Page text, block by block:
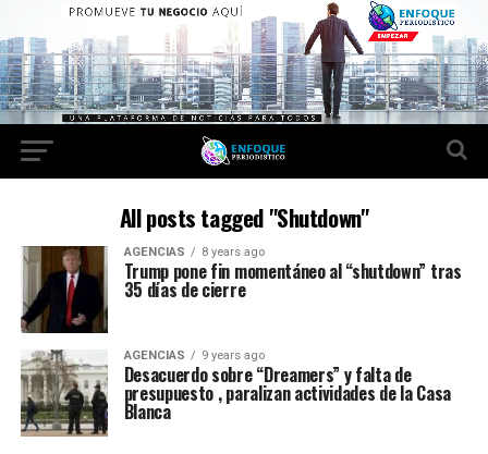
All posts tagged "Shutdown"
AGENCIAS 8 years ago
Trump pone fin momentáneo al “shutdown” tras
35 días de cierre
AGENCIAS 9 years ago
Desacuerdo sobre “Dreamers” y falta de
presupuesto , paralizan actividades de la Casa
Blanca